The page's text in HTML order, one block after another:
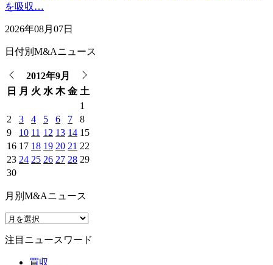
を吸収…
2026年08月07日
日付別M&Aニュース
2012年9月
日
月 火 水 木 金 土
1
2
3 4 5 6 7
8
9
10 11 12 13 14 15
16 17 18 19 20 21 22
23 24 25 26 27 28 29
30
月別M&Aニュース
注目ニュースワード
買収